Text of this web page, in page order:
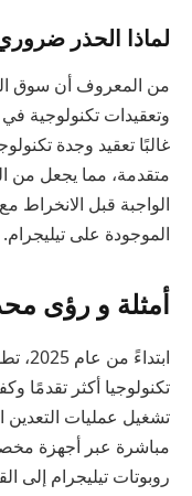
لماذا الحذر
من المعروف أن سوق
وتعقيدات تكنولوجية
غالبًا تعقيد وجدة
متقدمة، مما يجعل من
الواجبة قبل الانخراط
الموجودة على تيليجرام.
أمثلة و رؤى محدثة
تكنولوجيا أكثر تقدمًا
تشغيل عمليات
مباشرة عبر أجهزة
روبوتات تيليجرام إلى